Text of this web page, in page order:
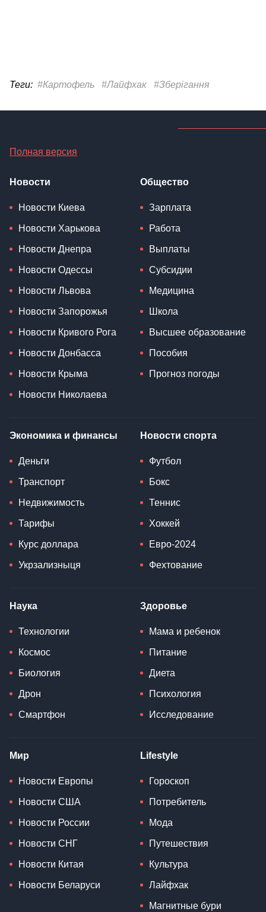
Теги: #Картофель #Лайфхак #Зберігання
Полная версия
Новости
Новости Киева
Новости Харькова
Новости Днепра
Новости Одессы
Новости Львова
Новости Запорожья
Новости Кривого Рога
Новости Донбасса
Новости Крыма
Новости Николаева
Общество
Зарплата
Работа
Выплаты
Субсидии
Медицина
Школа
Высшее образование
Пособия
Прогноз погоды
Экономика и финансы
Деньги
Транспорт
Недвижимость
Тарифы
Курс доллара
Укрзализныця
Новости спорта
Футбол
Бокс
Теннис
Хоккей
Евро-2024
Фехтование
Наука
Технологии
Космос
Биология
Дрон
Смартфон
Здоровье
Мама и ребенок
Питание
Диета
Психология
Исследование
Мир
Новости Европы
Новости США
Новости России
Новости СНГ
Новости Китая
Новости Беларуси
Lifestyle
Гороскоп
Потребитель
Мода
Путешествия
Культура
Лайфхак
Магнитные бури